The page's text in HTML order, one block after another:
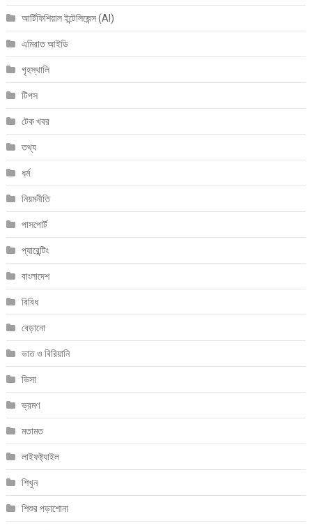
আর্টিফিশিয়াল ইন্টেলিজেন্স (AI)
এমিরাত আইডি
গৃহস্থালি
টিপস
টেক খবর
তথ্য
ধর্ম
নিয়মনীতি
পাসপোর্ট
প্যারেন্টিং
বাংলাদেশ
বিবিধ
বেড়ানো
ভাত ও বিরিয়ানি
ভিসা
ভ্রমণ
মতামত
লাইফষ্ট্যাইল
শিখুন
শিশুর পড়াশোনা